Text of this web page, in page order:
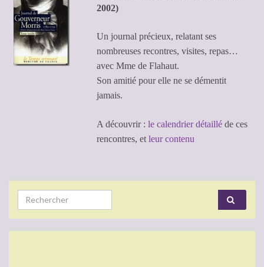
2002)
Un journal précieux, relatant ses
nombreuses recontres, visites, repas…
avec Mme de Flahaut.
Son amitié pour elle ne se démentit
jamais.
A découvrir : le calendrier détaillé de ces
rencontres, et leur contenu
Search for: